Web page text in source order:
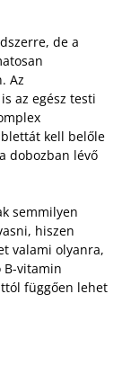
de a
Az
az egész testi
kell belőle
dobozban lévő
semmilyen
hiszen
valami olyanra,
B-vitamin
függően lehet